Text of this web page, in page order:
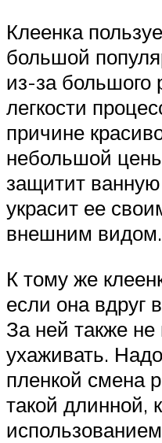
Клеенка
большой
из-за большого
легкости
причине
небольшой
защитит ванную
украсит ее
внешним видом.
К тому же
если она вдруг
За ней также
ухаживать.
пленкой смена
такой длинной,